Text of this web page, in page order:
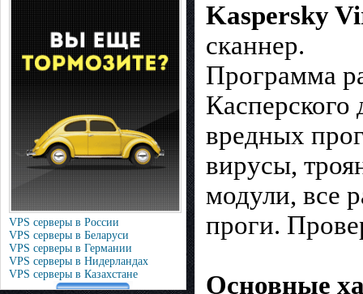
VPS серверы в России
VPS серверы в Беларуси
VPS серверы в Германии
VPS серверы в Нидерландах
VPS серверы в Казахстане
Kaspersky
сканнер.
Программа
Касперского
вредных
вирусы,
модули, все
проги.
Основные